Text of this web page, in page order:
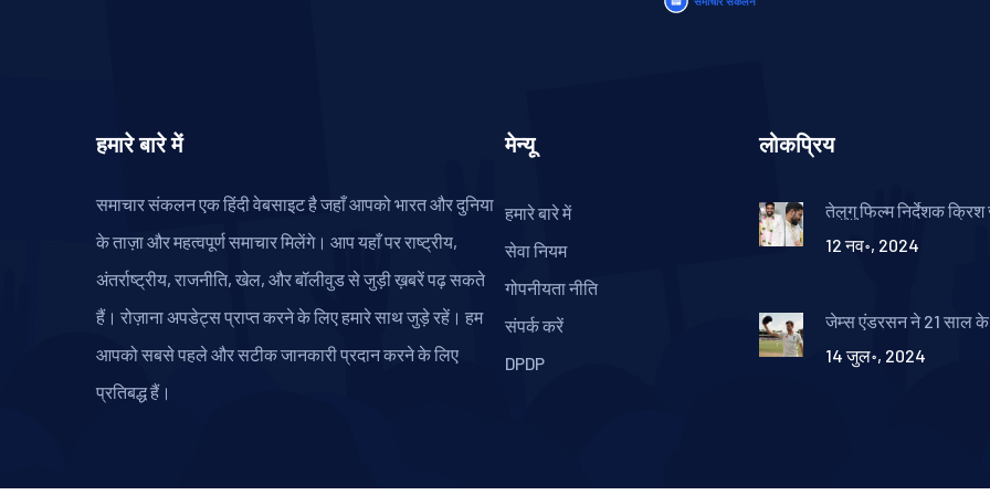
हमारे बारे में
समाचार संकलन एक हिंदी वेबसाइट है जहाँ आपको भारत और दुनिया
के ताज़ा और महत्वपूर्ण समाचार मिलेंगे। आप यहाँ पर राष्ट्रीय,
अंतर्राष्ट्रीय, राजनीति, खेल, और बॉलीवुड से जुड़ी ख़बरें पढ़ सकते
हैं। रोज़ाना अपडेट्स प्राप्त करने के लिए हमारे साथ जुड़े रहें। हम
आपको सबसे पहले और सटीक जानकारी प्रदान करने के लिए
प्रतिबद्ध हैं।
मेन्यू
हमारे बारे में
सेवा नियम
गोपनीयता नीति
संपर्क करें
DPDP
लोकप्रिय
तेलुगु फिल्म निर्देशक क्रिश
हैदराबाद की प्रसिद्ध
12 नव॰, 2024
जेम्स एंडरसन ने 21 साल
और अद्वितीय योगदान
14 जुल॰, 2024